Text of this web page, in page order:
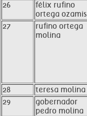
26
félix rufino
ortega ozamis
27
rufino ortega
molina
28 teresa molina
29
gobernador
pedro molina